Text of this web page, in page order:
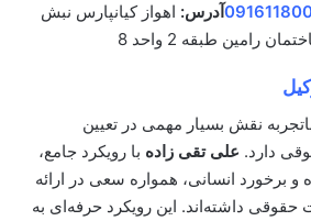
آدرس: اهواز کیانپارس نبش
نقش بسیار مهمی در تعیین
دارد. علی تقی زاده با رویکرد جامع،
و برخورد انسانی، همواره سعی در ارائه
حقوقی داشته‌اند. این رویکرد حرفه‌ای به